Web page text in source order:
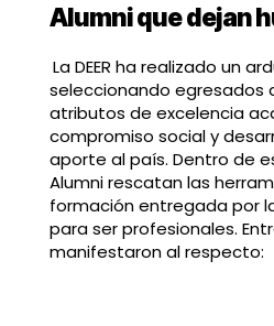
Alumni que dejan
La DEER ha realizado un
seleccionando egresados
atributos de excelencia
compromiso social y
aporte al país. Dentro de
Alumni rescatan las
formación entregada por
para ser profesionales.
manifestaron al respecto: